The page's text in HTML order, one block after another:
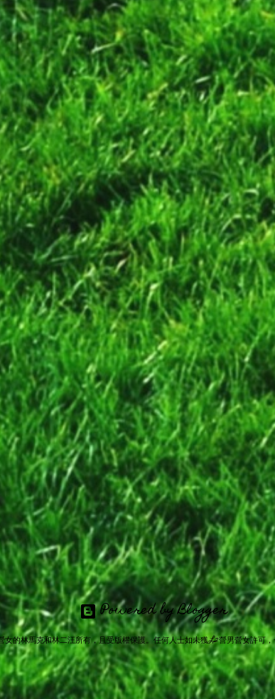
Powered by Blogger
的林馬克和林二汪所有，且受版權保護。任何人士如未獲L2營男營女許可